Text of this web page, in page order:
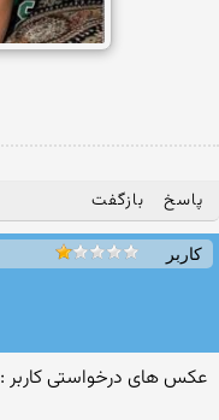
پاسخ بازگفت
کاربر
عکس های درخواستی کاربر : Erfffffffan